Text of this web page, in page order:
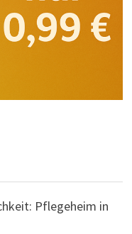
Pflegeheim in